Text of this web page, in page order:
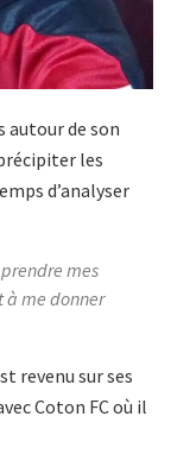
autour de son
les
d’analyser
mes
à me donner
revenu sur ses
Coton FC où il